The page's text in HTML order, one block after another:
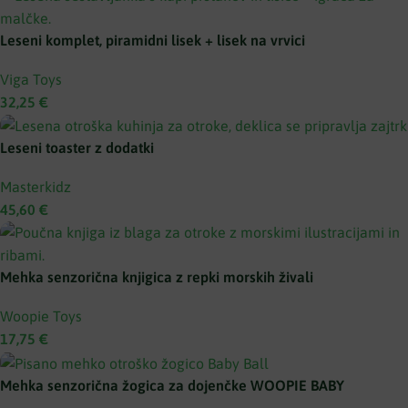
Leseni komplet, piramidni lisek + lisek na vrvici
Viga Toys
32,25 €
Leseni toaster z dodatki
Masterkidz
45,60 €
Mehka senzorična knjigica z repki morskih živali
Woopie Toys
17,75 €
Mehka senzorična žogica za dojenčke WOOPIE BABY